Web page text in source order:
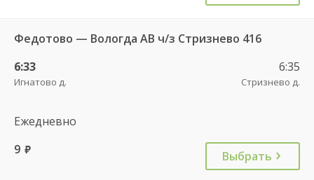
Федотово — Вологда АВ ч/з Стризнево 416
6:33
Игнатово д.
6:35
Стризнево д.
Ежедневно
9 руб. Выбрать